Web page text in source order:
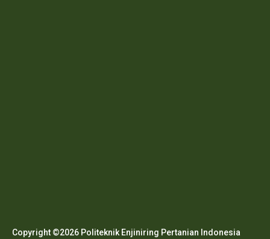
Copyright ©2026 Politeknik Enjiniring Pertanian Indonesia